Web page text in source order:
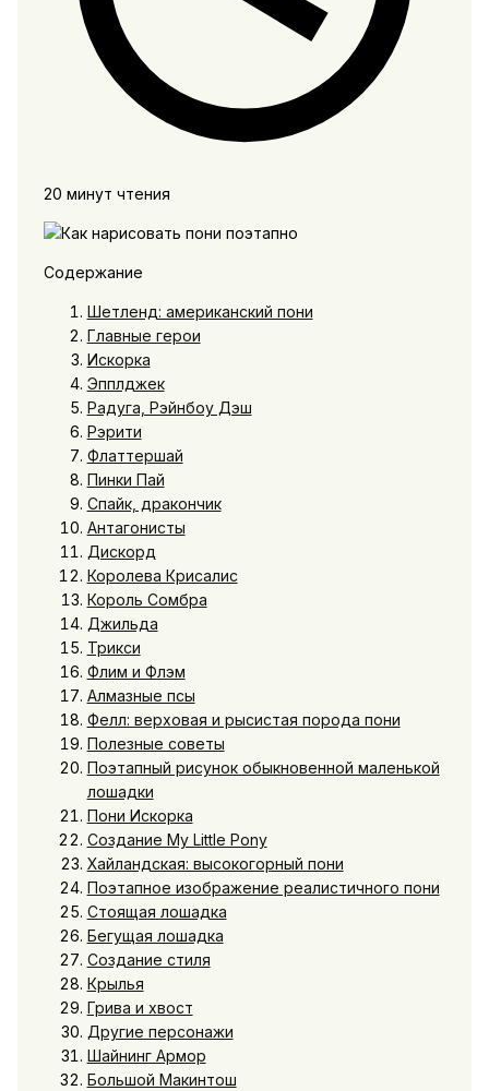
20 минут чтения
Содержание
Шетленд: американский пони
Главные герои
Искорка
Эпплджек
Радуга, Рэйнбоу Дэш
Рэрити
Флаттершай
Пинки Пай
Спайк, дракончик
Антагонисты
Дискорд
Королева Крисалис
Король Сомбра
Джильда
Трикси
Флим и Флэм
Алмазные псы
Фелл: верховая и рысистая порода пони
Полезные советы
Поэтапный рисунок обыкновенной маленькой
лошадки
Пони Искорка
Создание My Little Pony
Хайландская: высокогорный пони
Поэтапное изображение реалистичного пони
Стоящая лошадка
Бегущая лошадка
Создание стиля
Крылья
Грива и хвост
Другие персонажи
Шайнинг Армор
Большой Макинтош